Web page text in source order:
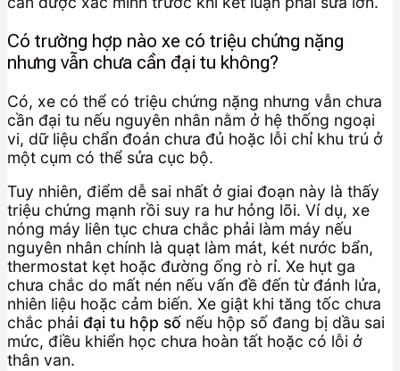
Có trường hợp nào xe có triệu chứng nặng
nhưng vẫn chưa cần đại tu không?
Có, xe có thể có triệu chứng nặng nhưng vẫn chưa
cần đại tu nếu nguyên nhân nằm ở hệ thống ngoại
vi, dữ liệu chẩn đoán chưa đủ hoặc lỗi chỉ khu trú ở
một cụm có thể sửa cục bộ.
Tuy nhiên, điểm dễ sai nhất ở giai đoạn này là thấy
triệu chứng mạnh rồi suy ra hư hỏng lõi. Ví dụ, xe
nóng máy liên tục chưa chắc phải làm máy nếu
nguyên nhân chính là quạt làm mát, két nước bẩn,
thermostat kẹt hoặc đường ống rò rỉ. Xe hụt ga
chưa chắc do mất nén nếu vấn đề đến từ đánh lửa,
nhiên liệu hoặc cảm biến. Xe giật khi tăng tốc chưa
chắc phải đại tu hộp số nếu hộp số đang bị dầu sai
mức, điều khiển học chưa hoàn tất hoặc có lỗi ở
thân van.